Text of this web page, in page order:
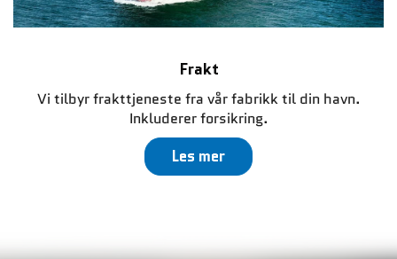
Frakt
Vi tilbyr frakttjeneste fra vår fabrikk til din havn.
Inkluderer forsikring.
Les mer